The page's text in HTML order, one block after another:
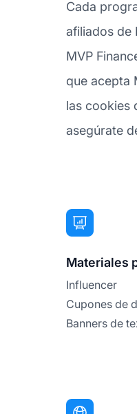
Cada
afiliados de
MVP
que acepta
las cookies
asegúrate
Materiales
Influencer
Cupones de
Banners de